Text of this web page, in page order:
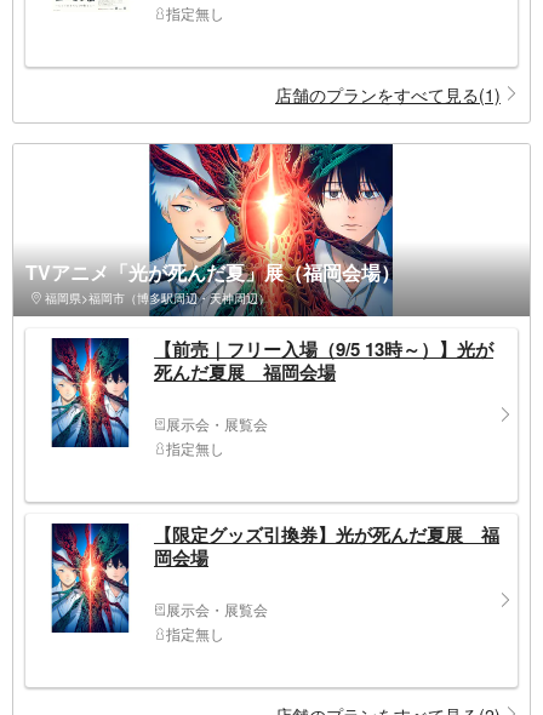
指定無し
店舗のプランをすべて見る(1)
TVアニメ「光が死んだ夏」展（福岡会場）
福岡県>福岡市（博多駅周辺・天神周辺）
【前売｜フリー入場（9/5 13時～）】光が
死んだ夏展 福岡会場
展示会・展覧会
指定無し
【限定グッズ引換券】光が死んだ夏展 福
岡会場
展示会・展覧会
指定無し